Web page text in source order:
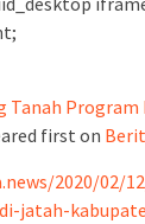
Tanah Program
first on
2020/02/
jatah-